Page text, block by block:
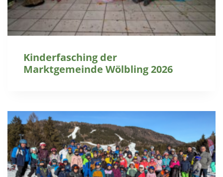
Kinderfasching der
Marktgemeinde Wölbling 2026